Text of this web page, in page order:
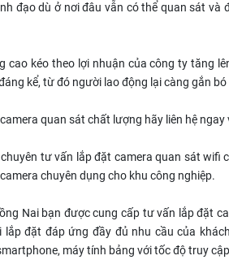
đạo dù ở nơi đâu vẫn có thể quan sát
cao kéo theo lợi nhuận của công ty tăng
kể, từ đó người lao động lại càng gắn
quan sát chất lượng hãy liên hệ
tư vấn lắp đặt camera quan sát
chuyên dụng cho khu công nghiệp.
Nai bạn được cung cấp tư vấn lắp đặt
lắp đặt đáp ứng đầy đủ nhu cầu của
máy tính bảng với tốc độ truy